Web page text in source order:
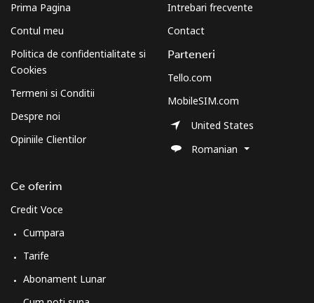
Prima Pagina
Contul meu
Politica de confidentialitate si
Cookies
Termeni si Conditii
Despre noi
Opiniile Clientilor
Ce oferim
Credit Voce
Cumpara
Tarife
Abonament Lunar
Intrebari frecvente
Contact
Parteneri
Tello.com
MobileSIM.com
United States
Romanian